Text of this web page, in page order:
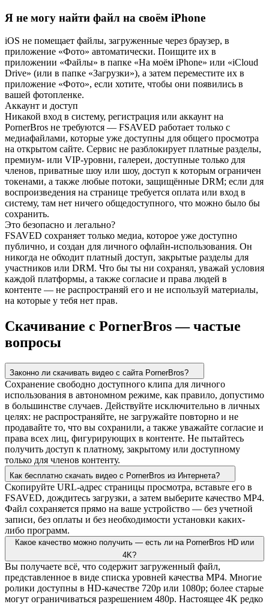
Я не могу найти файл на своём iPhone
iOS не помещает файлы, загруженные через браузер, в
приложение «Фото» автоматически. Поищите их в
приложении «Файлы» в папке «На моём iPhone» или «iCloud
Drive» (или в папке «Загрузки»), а затем переместите их в
приложение «Фото», если хотите, чтобы они появились в
вашей фотопленке.
Аккаунт и доступ
Никакой вход в систему, регистрация или аккаунт на
PornerBros не требуются — FSAVED работает только с
медиафайлами, которые уже доступны для общего просмотра
на открытом сайте. Сервис не разблокирует платные разделы,
премиум- или VIP-уровни, галереи, доступные только для
членов, приватные шоу или шоу, доступ к которым ограничен
токенами, а также любые потоки, защищённые DRM; если для
воспроизведения на странице требуется оплата или вход в
систему, там нет ничего общедоступного, что можно было бы
сохранить.
Это безопасно и легально?
FSAVED сохраняет только медиа, которое уже доступно
публично, и создан для личного офлайн-использования. Он
никогда не обходит платный доступ, закрытые разделы для
участников или DRM. Что бы ты ни сохранял, уважай условия
каждой платформы, а также согласие и права людей в
контенте — не распространяй его и не используй материалы,
на которые у тебя нет прав.
Скачивание с PornerBros — частые
вопросы
Законно ли скачивать видео с сайта PornerBros?
Сохранение свободно доступного клипа для личного
использования в автономном режиме, как правило, допустимо
в большинстве случаев. Действуйте исключительно в личных
целях: не распространяйте, не загружайте повторно и не
продавайте то, что вы сохранили, а также уважайте согласие и
права всех лиц, фигурирующих в контенте. Не пытайтесь
получить доступ к платному, закрытому или доступному
только для членов контенту.
Как бесплатно скачать видео с PornerBros из Интернета?
Скопируйте URL-адрес страницы просмотра, вставьте его в
FSAVED, дождитесь загрузки, а затем выберите качество MP4.
Файл сохраняется прямо на ваше устройство — без учетной
записи, без оплаты и без необходимости установки каких-
либо программ.
Какое качество можно получить — есть ли на PornerBros HD или
4K?
Вы получаете всё, что содержит загруженный файл,
представленное в виде списка уровней качества MP4. Многие
ролики доступны в HD-качестве 720p или 1080p; более старые
могут ограничиваться разрешением 480p. Настоящее 4K редко